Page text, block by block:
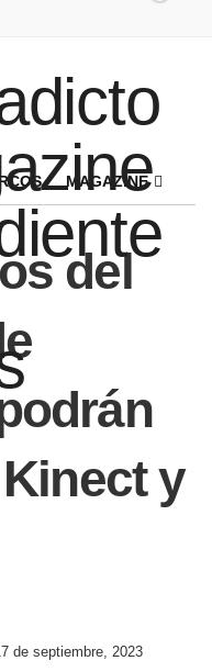
MAGAZINE
del
y
de septiembre, 2023